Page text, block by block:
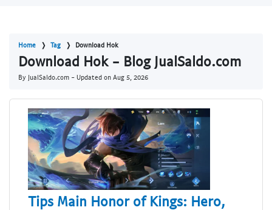
Home Tag Download Hok
Download Hok - Blog JualSaldo.com
By JualSaldo.com - Updated on Aug 5, 2026
Tips Main Honor of Kings: Hero,